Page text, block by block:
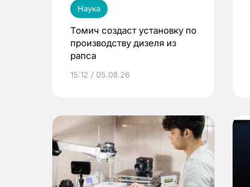
Наука
Томич создаст установку по
производству дизеля из
рапса
15:12 / 05.08.26